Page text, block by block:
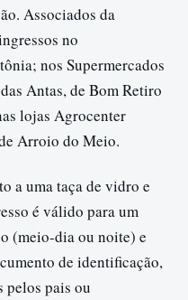
Associados da
no
nos Supermercados
Antas, de Bom Retiro
lojas Agrocenter
Arroio do Meio.
a uma taça de vidro e
é válido para um
(meio-dia ou noite) e
de identificação,
pelos pais ou